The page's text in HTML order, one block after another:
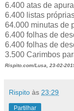
6.400 atas de
6.400 listas
64.000 minutas de
6.400 folhas de
6.400 folhas de
3.500 Carimbos
Rispito.com/Lusa, 23-02-
Rispito às 23:29
Partilhar